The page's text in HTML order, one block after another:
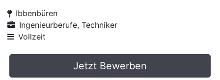
Ibbenbüren
Ingenieurberufe, Techniker
Vollzeit
Jetzt Bewerben